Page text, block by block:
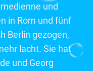
und
in Rom und fünf
Berlin gezogen,
lacht. Sie hat
und Georg